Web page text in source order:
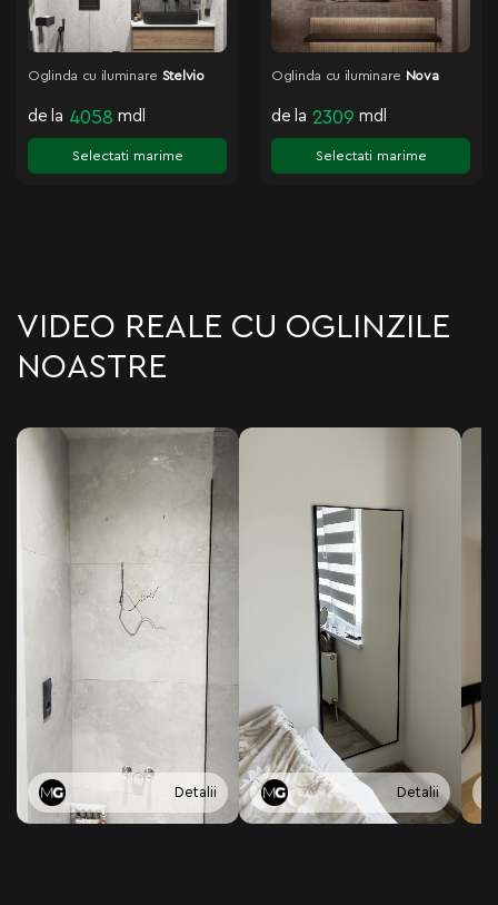
Oglinda cu iluminare Stelvio
de la 4058 mdl
Selectati marime
Oglinda cu iluminare Nova
de la 2309 mdl
Selectati marime
VIDEO REALE CU OGLINZILE
NOASTRE
Detalii Detalii